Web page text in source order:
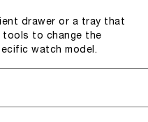
drawer or a tray that
tools to change the
watch model.